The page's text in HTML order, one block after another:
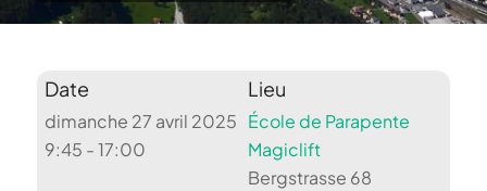
Date
dimanche 27 avril 2025
9:45 - 17:00
Lieu
École de Parapente
Magiclift
Bergstrasse 68